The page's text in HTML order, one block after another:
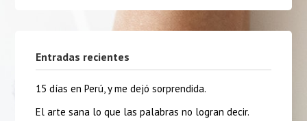
Entradas recientes
15 días en Perú, y me dejó sorprendida.
El arte sana lo que las palabras no logran decir.